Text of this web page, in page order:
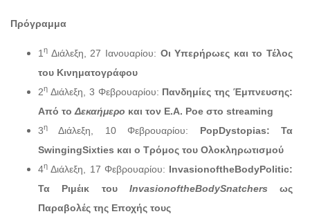
Πρόγραμμα
1 η Διάλεξη, 27 Ιανουαρίου: Οι Υπερήρωες και το Τέλος
του Κινηματογράφου
2η Διάλεξη, 3 Φεβρουαρίου: Πανδημίες της Έμπνευσης:
Από το Δεκαήμερο και τον Ε.Α. Poe στο streaming
3η Διάλεξη, 10 Φεβρουαρίου: PopDystopias: Τα
SwingingSixties και ο Τρόμος του Ολοκληρωτισμού
4η Διάλεξη, 17 Φεβρουαρίου: InvasionoftheBodyPolitic:
Τα Ριμέικ του
InvasionoftheBodySnatchers
ως
Παραβολές της Εποχής τους